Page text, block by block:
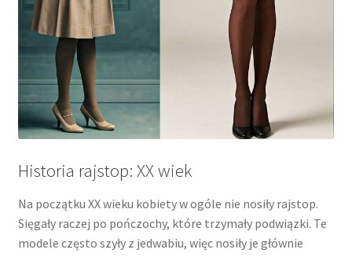
Historia rajstop: XX wiek
Na początku XX wieku kobiety w ogóle nie nosiły rajstop.
Sięgały raczej po pończochy, które trzymały podwiązki. Te
modele często szyły z jedwabiu, więc nosiły je głównie